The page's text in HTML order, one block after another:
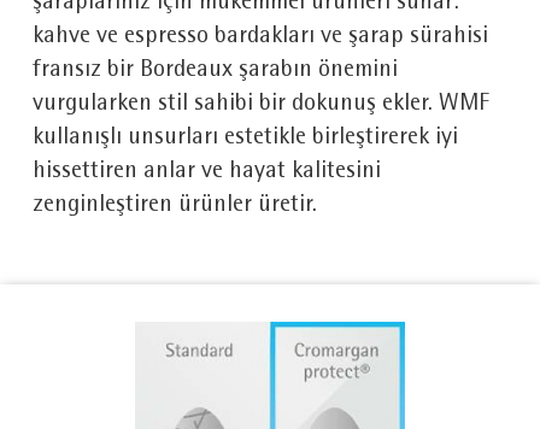
kahve ve espresso bardakları ve şarap sürahisi
fransız bir Bordeaux şarabın önemini
vurgularken stil sahibi bir dokunuş ekler. WMF
kullanışlı unsurları estetikle birleştirerek iyi
hissettiren anlar ve hayat kalitesini
zenginleştiren ürünler üretir.